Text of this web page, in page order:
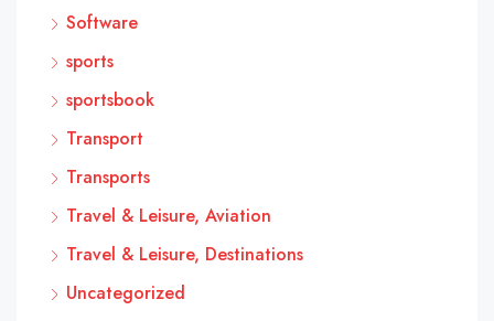
Software
sports
sportsbook
Transport
Transports
Travel & Leisure, Aviation
Travel & Leisure, Destinations
Uncategorized